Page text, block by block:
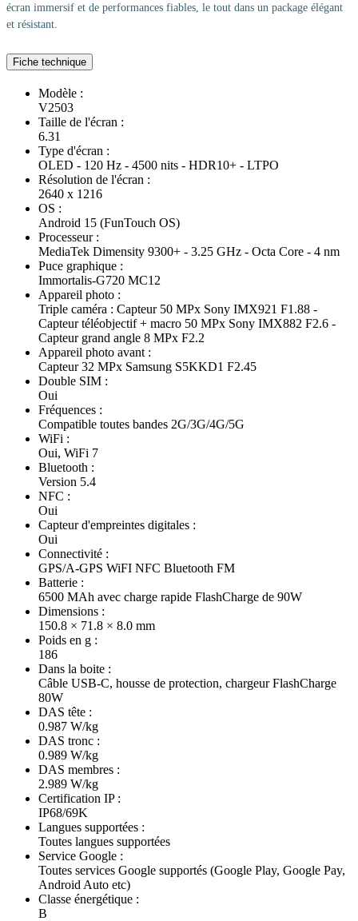
écran immersif et de performances fiables, le tout dans un package élégant
et résistant.
Fiche technique
Modèle :
V2503
Taille de l'écran :
6.31
Type d'écran :
OLED - 120 Hz - 4500 nits - HDR10+ - LTPO
Résolution de l'écran :
2640 x 1216
OS :
Android 15 (FunTouch OS)
Processeur :
MediaTek Dimensity 9300+ - 3.25 GHz - Octa Core - 4 nm
Puce graphique :
Immortalis-G720 MC12
Appareil photo :
Triple caméra : Capteur 50 MPx Sony IMX921 F1.88 -
Capteur téléobjectif + macro 50 MPx Sony IMX882 F2.6 -
Capteur grand angle 8 MPx F2.2
Appareil photo avant :
Capteur 32 MPx Samsung S5KKD1 F2.45
Double SIM :
Oui
Fréquences :
Compatible toutes bandes 2G/3G/4G/5G
WiFi :
Oui, WiFi 7
Bluetooth :
Version 5.4
NFC :
Oui
Capteur d'empreintes digitales :
Oui
Connectivité :
GPS/A-GPS WiFI NFC Bluetooth FM
Batterie :
6500 MAh avec charge rapide FlashCharge de 90W
Dimensions :
150.8 × 71.8 × 8.0 mm
Poids en g :
186
Dans la boite :
Câble USB-C, housse de protection, chargeur FlashCharge
80W
DAS tête :
0.987 W/kg
DAS tronc :
0.989 W/kg
DAS membres :
2.989 W/kg
Certification IP :
IP68/69K
Langues supportées :
Toutes langues supportées
Service Google :
Toutes services Google supportés (Google Play, Google Pay,
Android Auto etc)
Classe énergétique :
B